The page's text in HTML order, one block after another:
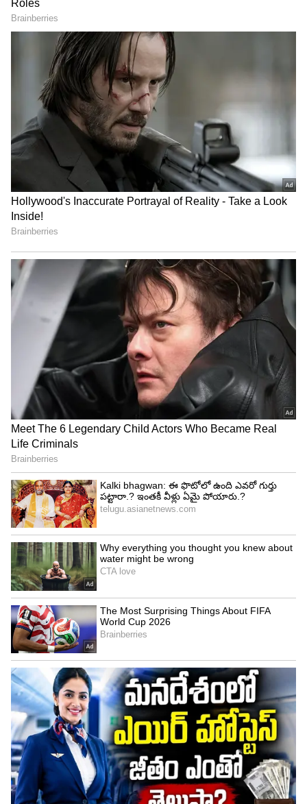
Related Articles
Philips: ఇంట్లో ఇదొక్క‌టి ఉంటే చాలు.. ఇక‌పై గ్యాస్
సిలిండ‌ర్ కొనాల్సిన ప‌ని ఉండ‌దు.
Gas Cylinder: కంపోజిట్ గ్యాస్ సిలిండ‌ర్ అంటే
ఏంటి? మ‌నం వాడే సిలిండ‌ర్ దీనికి తేడా ఏంటో
తెలుసా?
3